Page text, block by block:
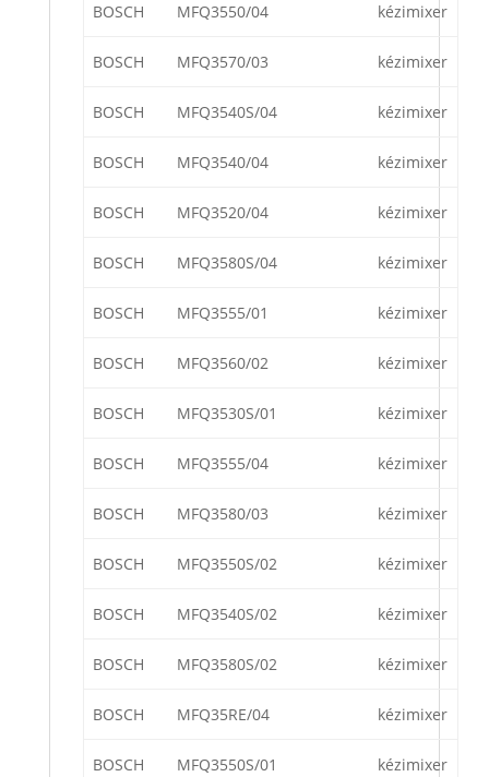
BOSCH MFQ3550/04 kézimixer
BOSCH MFQ3570/03 kézimixer
BOSCH MFQ3540S/04 kézimixer
BOSCH MFQ3540/04 kézimixer
BOSCH MFQ3520/04 kézimixer
BOSCH MFQ3580S/04 kézimixer
BOSCH MFQ3555/01 kézimixer
BOSCH MFQ3560/02 kézimixer
BOSCH MFQ3530S/01 kézimixer
BOSCH MFQ3555/04 kézimixer
BOSCH MFQ3580/03 kézimixer
BOSCH MFQ3550S/02 kézimixer
BOSCH MFQ3540S/02 kézimixer
BOSCH MFQ3580S/02 kézimixer
BOSCH MFQ35RE/04 kézimixer
BOSCH MFQ3550S/01 kézimixer